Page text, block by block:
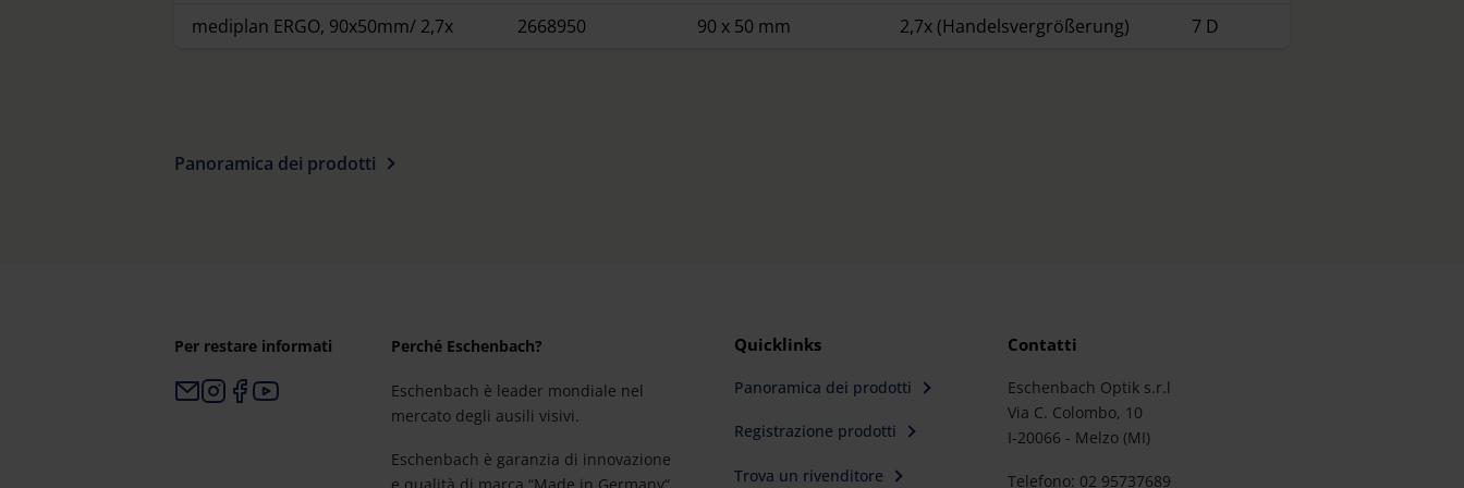
mediplan ERGO, 90x50mm/ 2,7x
2668950 90 x 50 mm 2,7x (Handelsvergrößerung) 7 D
Panoramica dei prodotti
Per restare informati Perché Eschenbach?
Eschenbach è leader mondiale nel
mercato degli ausili visivi.
Eschenbach è garanzia di innovazione
Quicklinks
Panoramica dei prodotti
Registrazione prodotti
Trova un rivenditore
Contatti
Eschenbach Optik s.r.l
Via C. Colombo, 10
I-20066 - Melzo (MI)
Telefono: 02 95737689